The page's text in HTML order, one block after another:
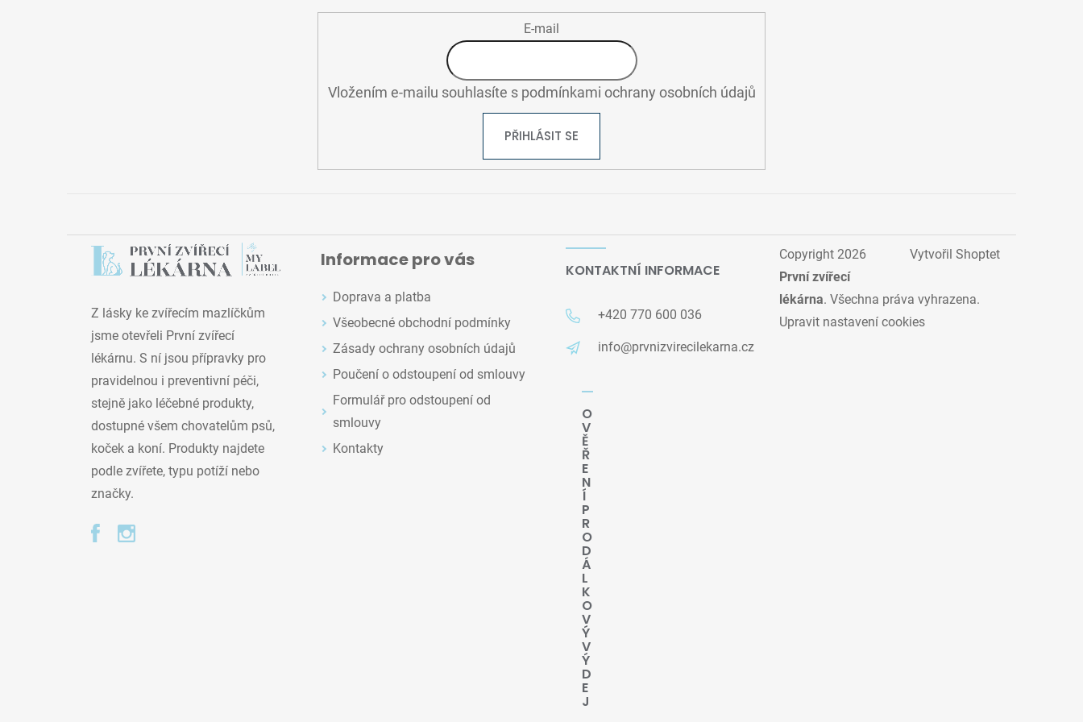
E-mail
Vložením e-mailu souhlasíte s podmínkami ochrany osobních údajů
PŘIHLÁSIT SE
Z lásky ke zvířecím mazlíčkům
jsme otevřeli První zvířecí
lékárnu. S ní jsou přípravky pro
pravidelnou i preventivní péči,
stejně jako léčebné produkty,
dostupné všem chovatelům psů,
koček a koní. Produkty najdete
podle zvířete, typu potíží nebo
značky.
Informace pro vás
Doprava a platba
Všeobecné obchodní podmínky
Zásady ochrany osobních údajů
Poučení o odstoupení od smlouvy
Formulář pro odstoupení od
smlouvy
Kontakty
KONTAKTNÍ INFORMACE
+420 770 600 036
info@prvnizvirecilekarna.cz
O
V
Ě
Ř
E
N
Í
P
R
O
D
Á
L
K
O
V
Ý
V
Ý
D
E
J
Vytvořil Shoptet
Copyright 2026
První zvířecí
lékárna. Všechna práva vyhrazena.
Upravit nastavení cookies